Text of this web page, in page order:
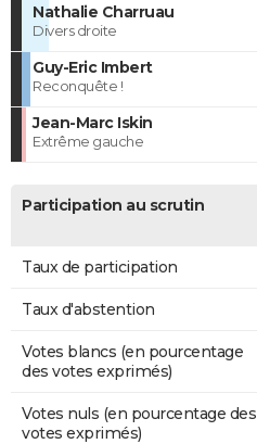
Nathalie Charruau
Divers droite
Guy-Eric Imbert
Reconquête !
Jean-Marc Iskin
Extrême gauche
Participation au scrutin
Taux de participation
Taux d'abstention
Votes blancs (en pourcentage
des votes exprimés)
Votes nuls (en pourcentage des
votes exprimés)